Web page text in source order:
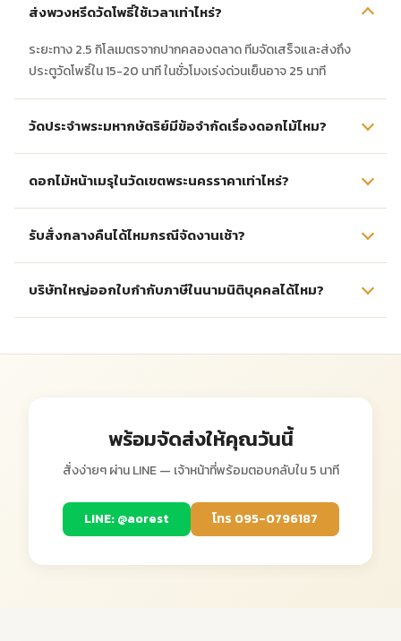
ส่งพวงหรีดวัดโพธิ์ใช้เวลาเท่าไหร่?
ระยะทาง 2.5 กิโลเมตรจากปากคลองตลาด ทีมจัดเสร็จและส่งถึง
ประตูวัดโพธิ์ใน 15-20 นาที ในชั่วโมงเร่งด่วนเย็นอาจ 25 นาที
วัดประจำพระมหากษัตริย์มีข้อจำกัดเรื่องดอกไม้ไหม?
ดอกไม้หน้าเมรุในวัดเขตพระนครราคาเท่าไหร่?
รับสั่งกลางคืนได้ไหมกรณีจัดงานเช้า?
บริษัทใหญ่ออกใบกำกับภาษีในนามนิติบุคคลได้ไหม?
พร้อมจัดส่งให้คุณวันนี้
สั่งง่ายๆ ผ่าน LINE — เจ้าหน้าที่พร้อมตอบกลับใน 5 นาที
LINE: @aorest โทร 095-0796187